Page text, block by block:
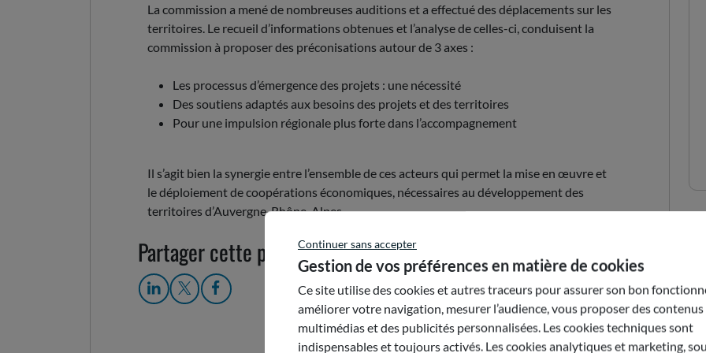
La commission a mené de nombreuses auditions et a effectué des déplacements sur les
territoires. Le recueil d’informations obtenues et l’analyse de celles-ci, conduisent la
commission à proposer des préconisations autour de 3 axes :
Les processus d’émergence des projets : une nécessité
Des soutiens adaptés aux besoins des projets et des territoires
Pour une impulsion régionale plus forte dans l’accompagnement
Il s’agit bien la synergie entre l’ensemble de ces acteurs qui permet la mise en œuvre et
le déploiement de coopérations économiques, nécessaires au développement des
territoires d’Auvergne-Rhône-Alpes.
Partager cette publication Envoyer par e-mail
Continuer sans accepter
Gestion de vos préférences en matière de cookies
Ce site utilise des cookies et autres traceurs pour assurer son bon
améliorer votre navigation, mesurer l’audience, vous proposer des contenus
multimédias et des publicités personnalisées. Les cookies techniques sont
indispensables et toujours activés. Les cookies analytiques et marketing,